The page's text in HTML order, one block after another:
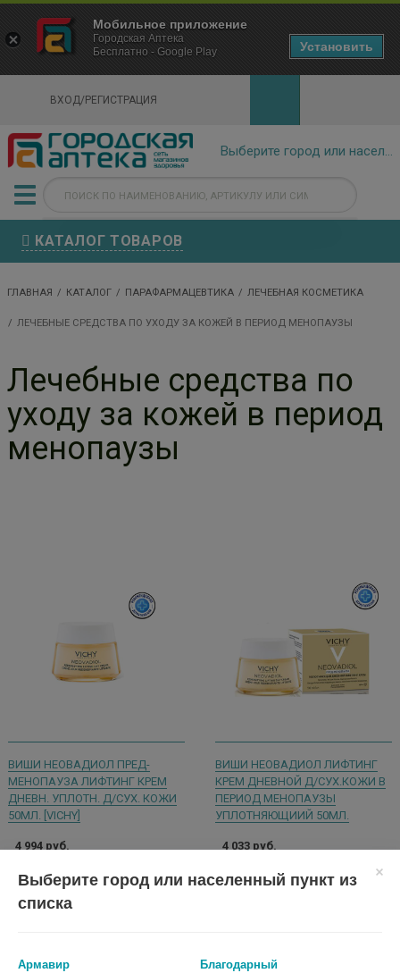
ВХОД/РЕГИСТРАЦИЯ
КАТАЛОГ ТОВАРОВ
ГЛАВНАЯ КАТАЛОГ ПАРАФАРМАЦЕВТИКА ЛЕЧЕБНАЯ КОСМЕТИКА
ЛЕЧЕБНЫЕ СРЕДСТВА ПО УХОДУ ЗА КОЖЕЙ В ПЕРИОД МЕНОПАУЗЫ
Лечебные средства по
уходу за кожей в период
менопаузы
ВИШИ НЕОВАДИОЛ ПРЕД-
МЕНОПАУЗА ЛИФТИНГ КРЕМ
ДНЕВН. УПЛОТН. Д/СУХ. КОЖИ
50МЛ. [VICHY]
4 994 руб.
шт
ВИШИ НЕОВАДИОЛ ЛИФТИНГ
КРЕМ ДНЕВНОЙ Д/СУХ.КОЖИ В
ПЕРИОД МЕНОПАУЗЫ
УПЛОТНЯЮЩИИЙ 50МЛ.
4 033 руб.
шт
×
Городская Аптека Маркетплейс
- In Google Play
Выберите город или населенный пункт из
списка
Армавир Благодарный
Мобильное приложение
Городская Аптека
Бесплатно - Google Play
Установить